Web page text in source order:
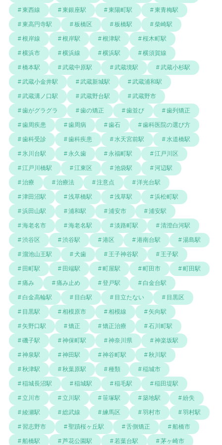
東西線 東銀座駅 東陽町駅 東青梅駅
東高円寺駅 板橋区 板橋駅 柴崎駅
根岸線 根岸駅 根津駅 桜木町駅
横浜市 横浜線 横浜駅 横須賀線
橋本駅 武蔵中原駅 武蔵境駅 武蔵小杉駅
武蔵小金井駅 武蔵新城駅 武蔵浦和駅
武蔵溝ノ口駅 武蔵野台駅 武蔵野市
歯がグラグラ 歯の矯正 歯並び 歯列矯正
歯周疾患 歯周病 歯石 歯科医院の選び方
歯科受診 歯科疾患 水天宮前駅 水道橋駅
氷川台駅 永久歯 永福町駅 江戸川区
江戸川橋駅 江東区 池袋駅 河辺駅
治療 治療法 注意点 洋光台駅
津田沼駅 浅草橋駅 浅草駅 浜松町駅
浜田山駅 浦和駅 浦安市 浦安駅
海老名市 海老名駅 淡路町駅 清澄白河駅
渋谷区 渋谷駅 港区 港南台駅 湯島駅
溜池山王駅 犬歯 王子神谷駅 王子駅
田町駅 田端駅 町屋駅 町田市 町田駅
痛み 痛み止め 登戸駅 白金台駅
白金高輪駅 目白駅 目立たない 目黒区
目黒駅 相模原市 相模線 矢向駅
矢野口駅 矯正 矯正治療 石川町駅
磯子駅 神保町駅 神奈川県 神楽坂駅
神泉駅 神田駅 神谷町駅 秋川駅
秋津駅 秋葉原駅 種類 稲城市
稲城長沼駅 稲城駅 稲毛駅 稲田堤駅
立川市 立川駅 笹塚駅 築地駅 紛失
綾瀬駅 総武線 練馬区 羽村市 羽村駅
習志野市 聖蹟桜ヶ丘駅 舌側矯正 船橋市
船橋駅 芦花公園駅 若葉台駅 茅ヶ崎市